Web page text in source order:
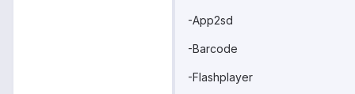
-App2sd
-Barcode
-Flashplayer